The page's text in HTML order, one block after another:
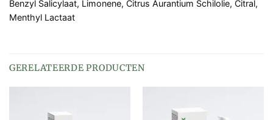
Benzyl Salicylaat, Limonene, Citrus Aurantium Schilolie, Citral,
Menthyl Lactaat
GERELATEERDE PRODUCTEN